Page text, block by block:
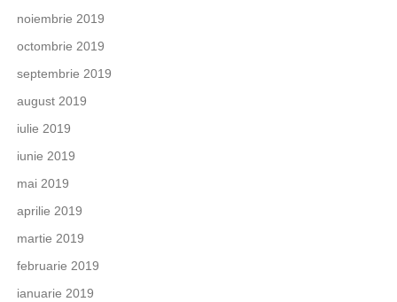
noiembrie 2019
octombrie 2019
septembrie 2019
august 2019
iulie 2019
iunie 2019
mai 2019
aprilie 2019
martie 2019
februarie 2019
ianuarie 2019